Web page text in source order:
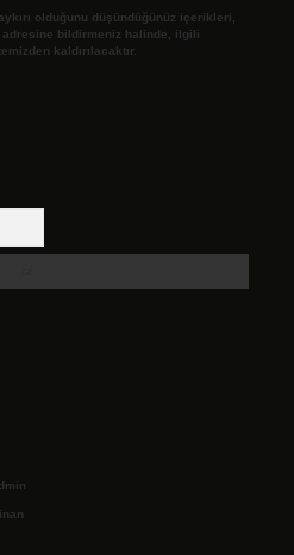
olduğunu düşündüğünüz içerikleri,
adresine bildirmeniz halinde, ilgili
kaldırılacaktır.